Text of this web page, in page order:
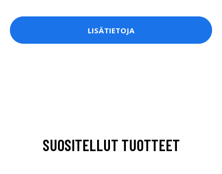
LISÄTIETOJA
SUOSITELLUT TUOTTEET